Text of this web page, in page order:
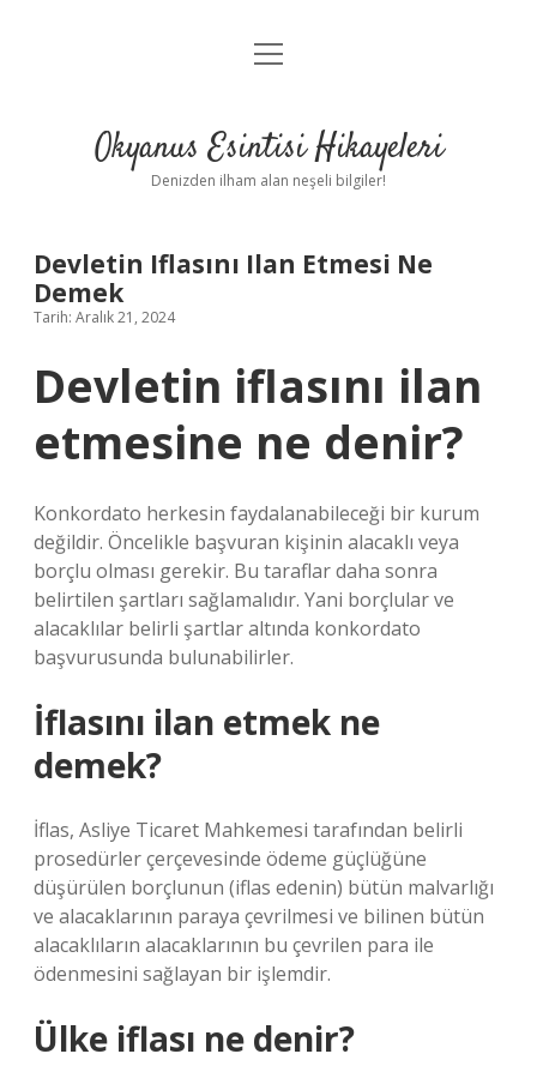
Anasayfa
Yasal Uyarı
menüyü
Okyanus Esintisi Hikayeleri
Denizden ilham alan neşeli bilgiler!
Devletin Iflasını Ilan Etmesi Ne
Demek
Tarih: Aralık 21, 2024
Devletin iflasını ilan
etmesine ne denir?
Konkordato herkesin faydalanabileceği bir kurum
değildir. Öncelikle başvuran kişinin alacaklı veya
borçlu olması gerekir. Bu taraflar daha sonra
belirtilen şartları sağlamalıdır. Yani borçlular ve
alacaklılar belirli şartlar altında konkordato
başvurusunda bulunabilirler.
İflasını ilan etmek ne
demek?
İflas, Asliye Ticaret Mahkemesi tarafından belirli
prosedürler çerçevesinde ödeme güçlüğüne
düşürülen borçlunun (iflas edenin) bütün malvarlığı
ve alacaklarının paraya çevrilmesi ve bilinen bütün
alacaklıların alacaklarının bu çevrilen para ile
ödenmesini sağlayan bir işlemdir.
Ülke iflası ne denir?